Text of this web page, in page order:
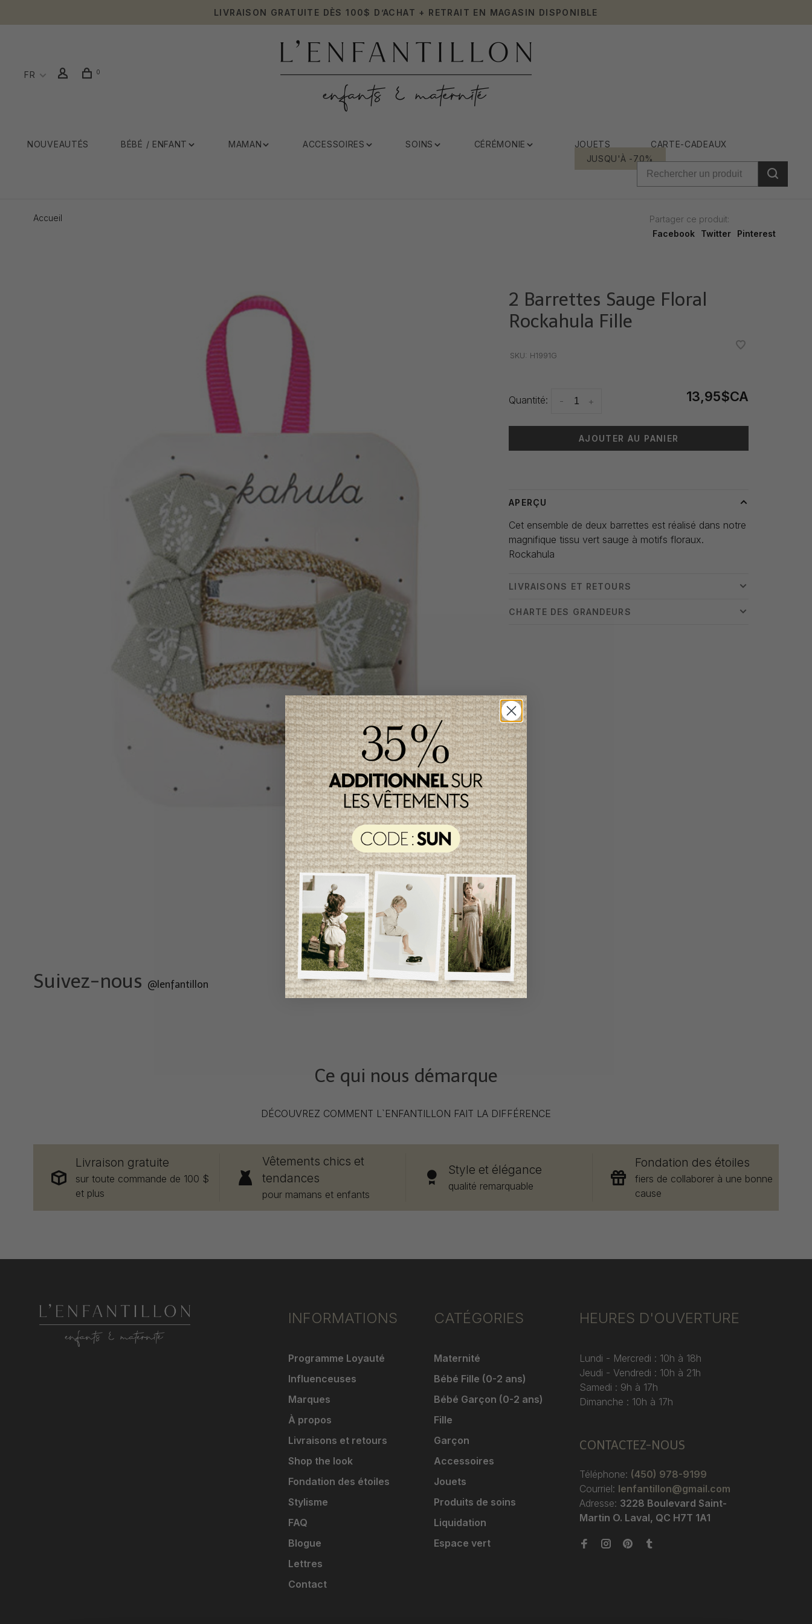
LIVRAISON GRATUITE DÈS 100$ D’ACHAT + RETRAIT EN MAGASIN DISPONIBLE
FR 0
NOUVEAUTÉS BÉBÉ / ENFANT MAMAN ACCESSOIRES SOINS CÉRÉMONIE JOUETS
CARTE-CADEAUX
JUSQU'À -70%
Accueil
Partager ce produit:
Facebook
Twitter Pinterest
2 Barrettes Sauge Floral
Rockahula Fille
SKU: H1991G
Quantité: +
- 13,95$CA
AJOUTER AU PANIER
APERÇU
Cet ensemble de deux barrettes est réalisé dans notre
magnifique tissu vert sauge à motifs floraux.
Rockahula
LIVRAISONS ET RETOURS
CHARTE DES GRANDEURS
Suivez-nous @lenfantillon
Ce qui nous démarque
DÉCOUVREZ COMMENT L`ENFANTILLON FAIT LA DIFFÉRENCE
Livraison gratuite
sur toute commande de 100 $
et plus
Vêtements chics et
tendances
pour mamans et enfants
Style et élégance
qualité remarquable
Fondation des étoiles
fiers de collaborer à une bonne
cause
INFORMATIONS
Programme Loyauté
Influenceuses
Marques
À propos
Livraisons et retours
Shop the look
Fondation des étoiles
Stylisme
FAQ
Blogue
Lettres
Contact
CATÉGORIES
Maternité
Bébé Fille (0-2 ans)
Bébé Garçon (0-2 ans)
Fille
Garçon
Accessoires
Jouets
Produits de soins
Liquidation
Espace vert
HEURES D'OUVERTURE
Lundi - Mercredi : 10h à 18h
Jeudi - Vendredi : 10h à 21h
Samedi : 9h à 17h
Dimanche : 10h à 17h
CONTACTEZ-NOUS
Téléphone: (450) 978-9199
Courriel: lenfantillon@gmail.com
Adresse: 3228 Boulevard Saint-
Martin O. Laval, QC H7T 1A1